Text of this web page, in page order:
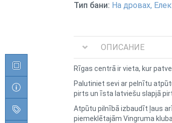
Тип бани: На дровах,
ОПИСАНИЕ
Rīgas centrā ir vieta, kur
Palutiniet sevi ar pelnītu
pirts un īsta latviešu slapjā
Atpūtu pilnībā izbaudīt ļaus
piemeklētajām Vingruma